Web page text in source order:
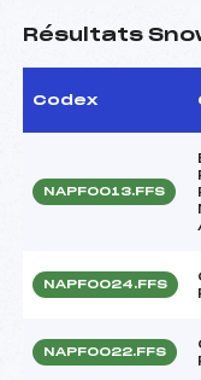
Résultats
Codex
NAPF0013.FFS
NAPF0024.FFS
NAPF0022.FFS